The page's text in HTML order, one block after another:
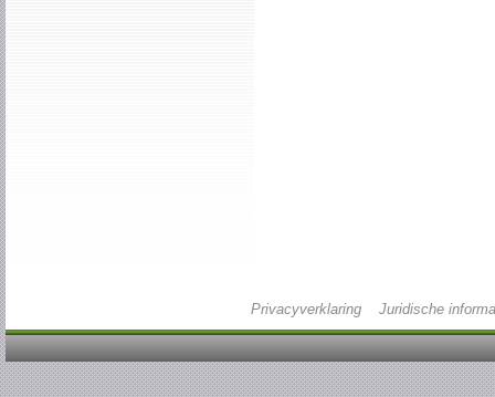
Privacyverklaring Juridische